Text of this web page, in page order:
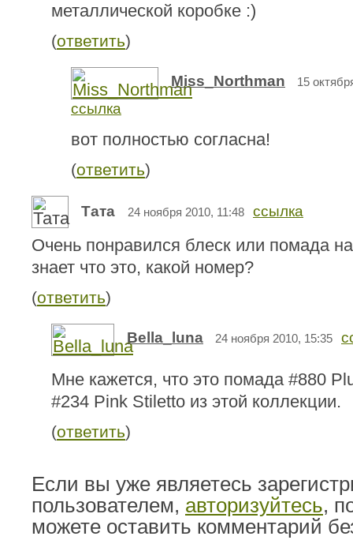
металлической коробке :)
(ответить)
Miss_Northman 15
ссылка
вот полностью согласна!
(ответить)
Тата 24 ноября 2010, 11:48 ссылка
Очень понравился блеск или помада
знает что это, какой номер?
(ответить)
Bella_luna 24 ноября 2010, 15:35
Мне кажется, что это помада #880
#234 Pink Stiletto из этой коллекции.
(ответить)
Если вы уже являетесь
пользователем, авторизуйтесь,
можете оставить комментарий